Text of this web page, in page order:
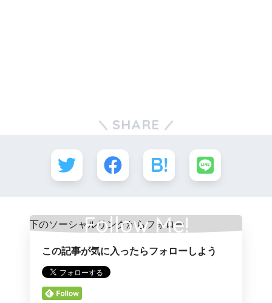
SHARE
Follow Me!
この記事が気に入ったらフォローしよう